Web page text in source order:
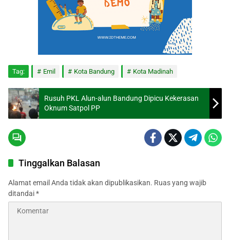
Tag: Emil Kota Bandung Kota Madinah
Rusuh PKL Alun-alun Bandung Dipicu Kekerasan
Oknum Satpol PP
Tinggalkan Balasan
Alamat email Anda tidak akan dipublikasikan. Ruas yang wajib
ditandai*